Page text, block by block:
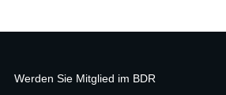
Werden Sie Mitglied im BDR